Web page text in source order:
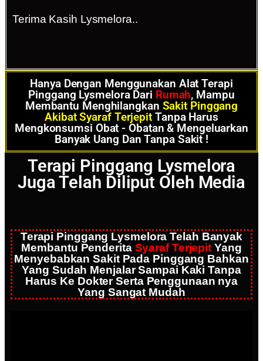
Terima Kasih Lysmelora..
Hanya Dengan Menggunakan Alat Terapi
Pinggang Lysmelora Dari Rumah, Mampu
Membantu Menghilangkan Sakit Pinggang
Akibat Syaraf Terjepit Tanpa Harus
Mengkonsumsi Obat - Obatan & Mengeluarkan
Banyak Uang Dan Tanpa Sakit !
Terapi Pinggang Lysmelora
Juga Telah Diliput Oleh Media
Terapi Pinggang Lysmelora Telah Banyak
Membantu Penderita Syaraf Terjepit Yang
Menyebabkan Sakit Pada Pinggang Bahkan
Yang Sudah Menjalar Sampai Kaki Tanpa
Harus Ke Dokter Serta Penggunaan nya
Yang Sangat Mudah